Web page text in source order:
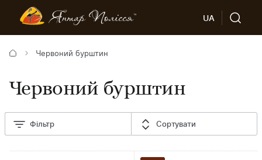
UA
Червоний бурштин
Червоний бурштин
Фільтр Сортувати